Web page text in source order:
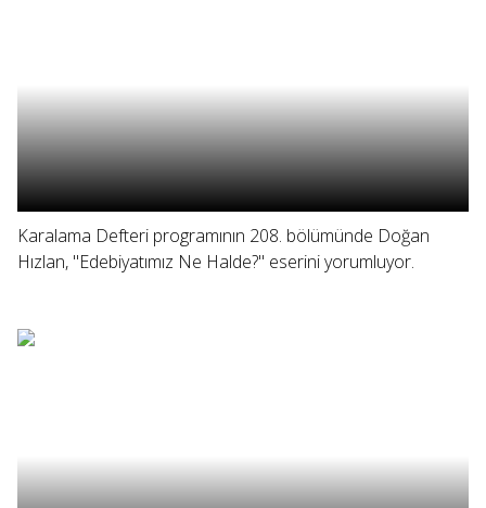
Karalama Defteri programının 208. bölümünde Doğan
Hızlan, "Edebiyatımız Ne Halde?" eserini yorumluyor.